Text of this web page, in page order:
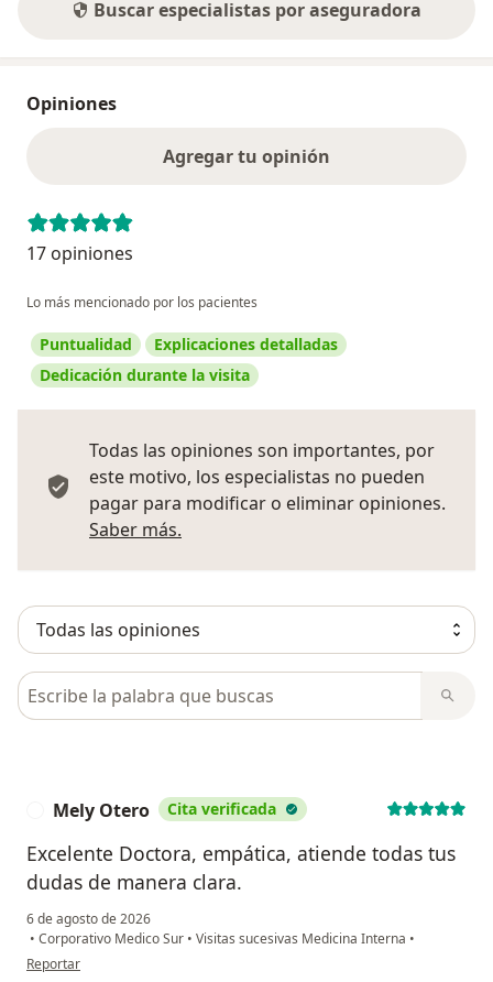
Buscar especialistas por aseguradora
Opiniones
Agregar tu opinión
17 opiniones
Lo más mencionado por los pacientes
Puntualidad
Explicaciones detalladas
Dedicación durante la visita
Todas las opiniones son importantes, por
este motivo, los especialistas no pueden
pagar para modificar o eliminar opiniones.
Saber más.
Busca en opiniones
Mely Otero Cita verificada
Excelente Doctora, empática, atiende todas tus
dudas de manera clara.
6 de agosto de 2026
• Corporativo Medico Sur • Visitas sucesivas Medicina Interna •
en opinión del usuario Mely Otero
Reportar